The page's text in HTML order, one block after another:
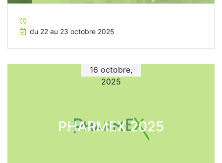
du 22 au 23 octobre 2025
16 octobre,
2025
PHARMEX 2025